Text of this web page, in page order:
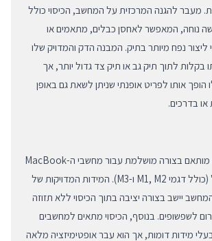
מעבר להגנה המרכזית על המחשב, הכיסוי כולל
נוחה, המאפשר לאחסן כבלים, מתאמים או
נפח מיותר בתיק. המבנה הדק והמדויק שלו
בקלות לתוך תיק גב או תיק צד גדול יותר, אך
אותו לפריט אופנתי שניתן לשאת גם באופן
או בדרכים.
הדגם הספציפי הזה מותאם בצורה מושלמת עבור מחשבי ה-MacBook
Pro בגודל 14 אינץ' (כולל דגמי M1, M2 ו-M3). המידות המדויקות של
יישב בצורה יציבה בתוך הכיסוי ללא תזוזה
לשפשופים. בנוסף, הכיסוי מתאים למחשבים
מידות דומות, אך הוא עבר אופטימיזציה מלאה